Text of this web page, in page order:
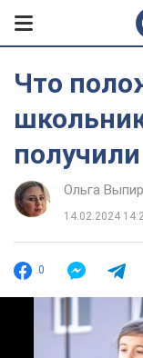
Что
Ольга
14.02.2024
0